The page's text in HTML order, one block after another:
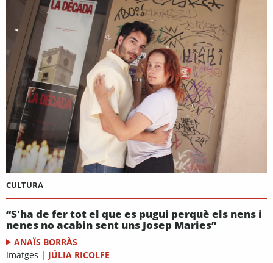
CULTURA
“S'ha de fer tot el que es pugui perquè els nens i
nenes no acabin sent uns Josep Maries”
ANAÏS BORRÀS
Imatges | JÚLIA RICOLFE